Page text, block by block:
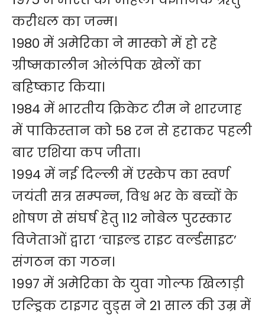
करीधल का जन्म।
1980 में अमेरिका ने मास्को में हो रहे
ग्रीष्मकालीन ओलंपिक खेलों का
बहिष्कार किया।
1984 में भारतीय क्रिकेट टीम ने शारजाह
में पाकिस्तान को 58 रन से हराकर पहली
बार एशिया कप जीता।
1994 में नई दिल्ली में एस्केप का स्वर्ण
जयंती सत्र सम्पन्न, विश्व भर के बच्चों के
शोषण से संघर्ष हेतु 112 नोबेल पुरस्कार
विजेताओं द्वारा ‘चाइल्ड राइट वर्ल्डसाइट’
संगठन का गठन।
1997 में अमेरिका के युवा गोल्फ खिलाड़ी
एल्ड्रिक टाइगर वुड्स ने 21 साल की उम्र में